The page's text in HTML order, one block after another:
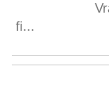
fi...